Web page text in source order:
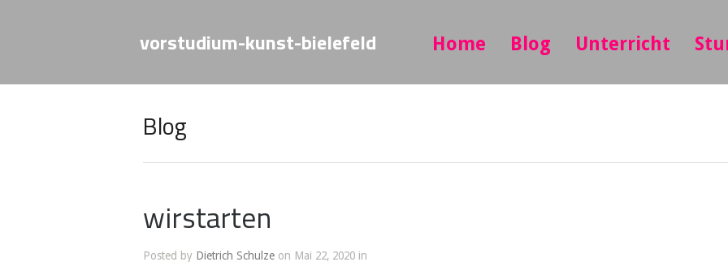
vorstudium-kunst-bielefeld Home Blog Unterricht
Blog
wirstarten
Posted by Dietrich Schulze on Mai 22, 2020 in